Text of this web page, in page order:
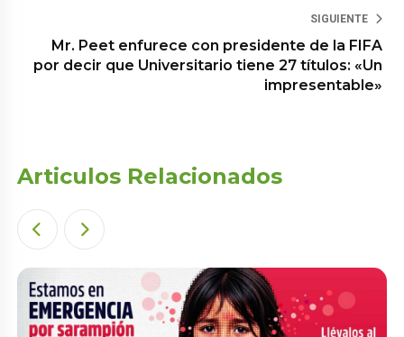
SIGUIENTE
Mr. Peet enfurece con presidente de la FIFA
por decir que Universitario tiene 27 títulos: «Un
impresentable»
Articulos Relacionados